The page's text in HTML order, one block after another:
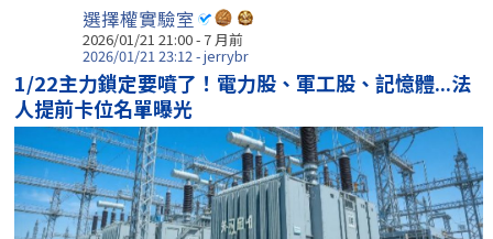
選擇權實驗室
2026/01/21 21:00 - 7 月前
2026/01/21 23:12 - jerrybr
1/22主力鎖定要噴了！電力股、軍工股、記憶體...法
人提前卡位名單曝光